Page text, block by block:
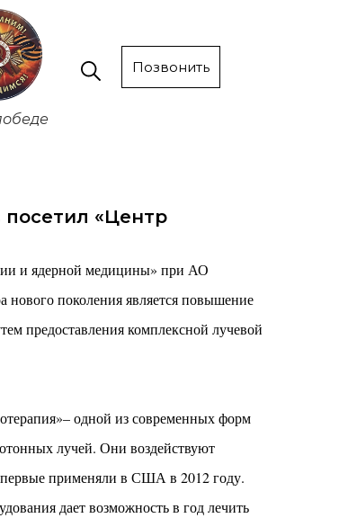
Позвонить
«Центр
и ядерной медицины» при АО
поколения является повышение
предоставления комплексной лучевой
одной из современных форм
лучей. Они воздействуют
применяли в США в 2012 году.
дает возможность в год лечить